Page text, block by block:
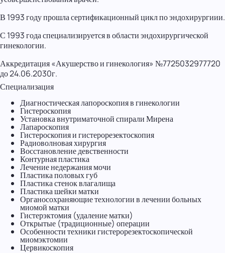
В 1993 году прошла сертификационный цикл по эндохирургиии.
С 1993 года специализируется в области эндохирургической
гинекологии.
Аккредитация «Акушерство и гинекология» №7725032977720
до 24.06.2030г.
Специализация
Диагностическая лапороскопия в гинекологии
Гистероскопия
Установка внутриматочной спирали Мирена
Лапароскопия
Гистероскопия и гистерорезектоскопия
Радиоволновая хирургия
Восстановление девственности
Контурная пластика
Лечение недержания мочи
Пластика половых губ
Пластика стенок влагалища
Пластика шейки матки
Органосохраняющие технологии в лечении больных
миомой матки
Гистерэктомия (удаление матки)
Открытые (традиционные) операции
Особенности техники гистерорезектоскопической
миомэктомии
Цервикоскопия